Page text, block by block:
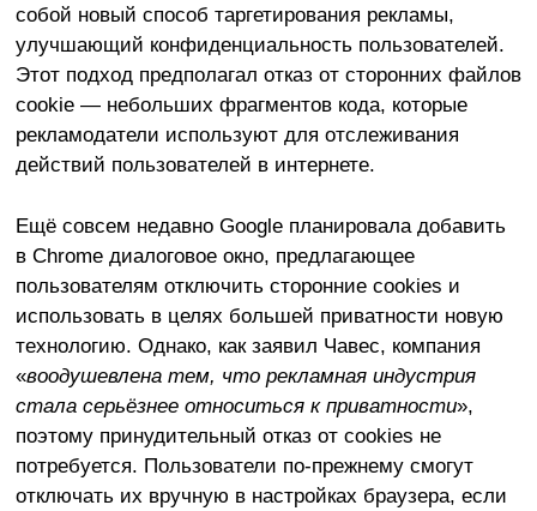
собой новый способ таргетирования рекламы,
улучшающий конфиденциальность пользователей.
Этот подход предполагал отказ от сторонних файлов
cookie — небольших фрагментов кода, которые
рекламодатели используют для отслеживания
действий пользователей в интернете.
Ещё совсем недавно Google планировала добавить
в Chrome диалоговое окно, предлагающее
пользователям отключить сторонние cookies и
использовать в целях большей приватности новую
технологию. Однако, как заявил Чавес, компания
«воодушевлена тем, что рекламная индустрия
стала серьёзнее относиться к приватности»,
поэтому принудительный отказ от cookies не
потребуется. Пользователи по-прежнему смогут
отключать их вручную в настройках браузера, если